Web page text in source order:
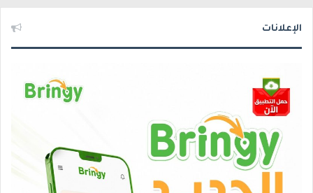
الإعلانات